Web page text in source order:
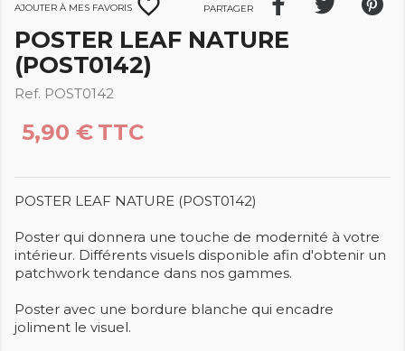
Ajouter à mes favoris favorite_border Partager
POSTER LEAF NATURE
(POST0142)
Ref. POST0142
5,90 € TTC
POSTER LEAF NATURE (POST0142)
Poster qui donnera une touche de modernité à votre
intérieur. Différents visuels disponible afin d'obtenir un
patchwork tendance dans nos gammes.
Poster avec une bordure blanche qui encadre
joliment le visuel.